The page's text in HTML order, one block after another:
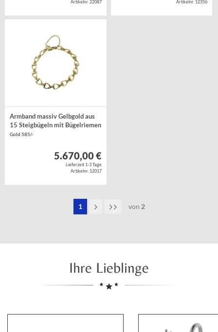
Artikelnr. 22087
Artikelnr. 12356
Armband massiv Gelbgold aus
15 Steigbügeln mit Bügelriemen
Gold 585/-
5.670,00 €
Lieferzeit 1-3 Tage
Artikelnr. 12017
1 von 2
Ihre Lieblinge